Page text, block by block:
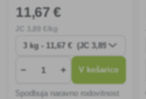
11,67 €
,89 €/kg
− + V košarico
Spodbuja naravno rodovitnost